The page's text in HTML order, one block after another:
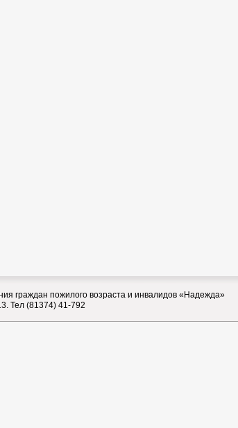
граждан пожилого возраста и инвалидов «Надежда»
Тел (81374) 41-792